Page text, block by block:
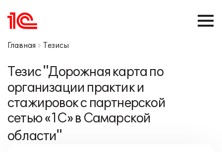
Главная Тезисы
Тезис "Дорожная карта по
организации практик и
стажировок с партнерской
сетью «1С» в Самарской
области"